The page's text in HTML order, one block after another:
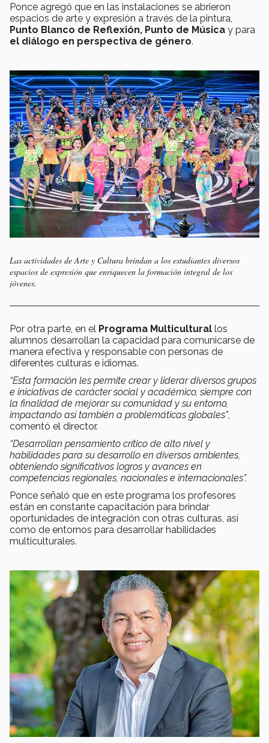
Ponce agregó que en las instalaciones se abrieron
espacios de arte y expresión a través de la pintura,
Punto Blanco de Reflexión, Punto de Música y para
el diálogo en perspectiva de género.
Las actividades de Arte y Cultura brindan a los estudiantes diversos
espacios de expresión que enriquecen la formación integral de los
jóvenes.
Por otra parte, en el Programa Multicultural los
alumnos desarrollan la capacidad para comunicarse de
manera efectiva y responsable con personas de
diferentes culturas e idiomas.
“Esta formación les permite crear y liderar diversos grupos
e iniciativas de carácter social y académico, siempre con
la finalidad de mejorar su comunidad y su entorno,
impactando así también a problemáticas globales”,
comentó el director.
“Desarrollan pensamiento crítico de alto nivel y
habilidades para su desarrollo en diversos ambientes,
obteniendo significativos logros y avances en
competencias regionales, nacionales e internacionales”.
Ponce señaló que en este programa los profesores
están en constante capacitación para brindar
oportunidades de integración con otras culturas, así
como de entornos para desarrollar habilidades
multiculturales.